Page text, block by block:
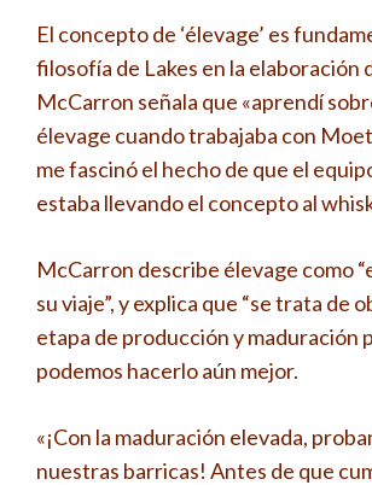
El concepto de ‘élevage’ es
filosofía de Lakes en la elaboración
McCarron señala que «aprendí
élevage cuando trabajaba con
me fascinó el hecho de que el
estaba llevando el concepto al
McCarron describe élevage como
su viaje”, y explica que “se trata de
etapa de producción y maduración
podemos hacerlo aún mejor.
«¡Con la maduración elevada,
nuestras barricas! Antes de que